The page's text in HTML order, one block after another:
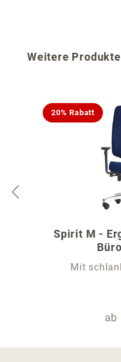
Produktgalerie
Weitere
20% Rabatt
Spirit M -
Mit
ab